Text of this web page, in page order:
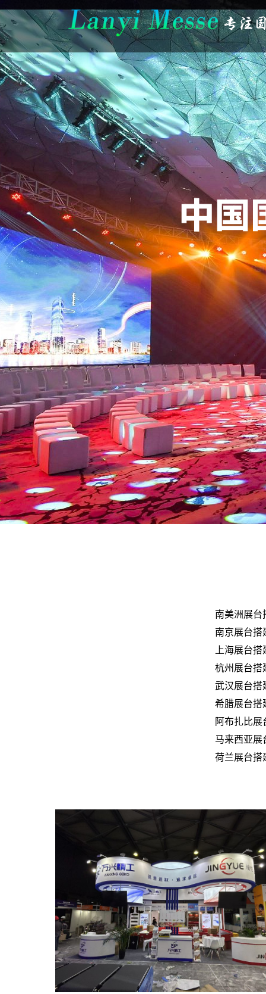
南美洲展台
南京展台搭
上海展台搭
杭州展台搭
武汉展台搭
希腊展台搭
阿布扎比展
马来西亚展
荷兰展台搭